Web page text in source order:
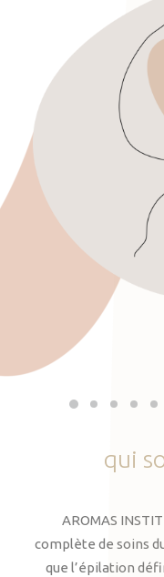
qui
AROMAS
complète de soins
que l’épilation